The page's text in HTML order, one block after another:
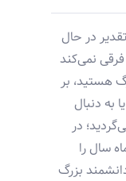
در حال
نمی‌کند
هستید، بر
به دنبال
در
فال شیخ بهایی اختصاصی ۱۲ ماه سال را
بزرگ